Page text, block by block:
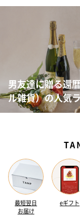
男友達に贈る還
ル雑貨）の人気
最短翌日
お届け
eギフト